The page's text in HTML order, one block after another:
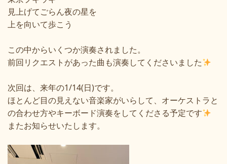
見上げてごらん夜の星を
上を向いて歩こう
この中からいくつか演奏されました。
前回リクエストがあった曲も演奏してくださいました
次回は、来年の1/14(日)です。
ほとんど目の見えない音楽家がいらして、オーケストラと
の合わせ方やキーボード演奏をしてくださる予定です
またお知らせいたします。